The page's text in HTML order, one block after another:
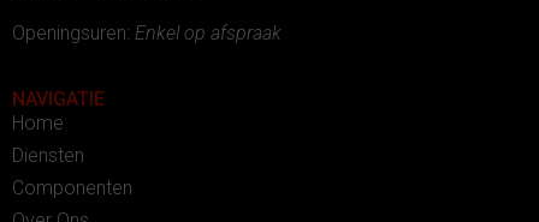
Openingsuren: Enkel op afspraak
NAVIGATIE
Home
Diensten
Componenten